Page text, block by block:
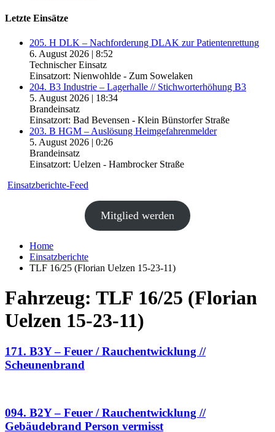
Letzte Einsätze
205. H DLK – Nachforderung DLAK zur Patientenrettung
6. August 2026 | 8:52
Technischer Einsatz
Einsatzort: Nienwohlde - Zum Sowelaken
204. B3 Industrie – Lagerhalle // Stichworterhöhung B3
5. August 2026 | 18:34
Brandeinsatz
Einsatzort: Bad Bevensen - Klein Bünstorfer Straße
203. B HGM – Auslösung Heimgefahrenmelder
5. August 2026 | 0:26
Brandeinsatz
Einsatzort: Uelzen - Hambrocker Straße
Einsatzberichte-Feed
Mitglied werden
Home
Einsatzberichte
TLF 16/25 (Florian Uelzen 15-23-11)
Fahrzeug: TLF 16/25 (Florian
Uelzen 15-23-11)
171. B3Y – Feuer / Rauchentwicklung //
Scheunenbrand
094. B2Y – Feuer / Rauchentwicklung //
Gebäudebrand Person vermisst